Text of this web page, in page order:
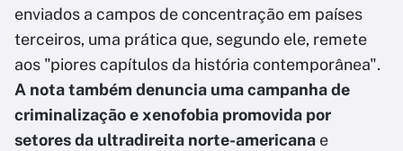
enviados a campos de concentração em países
terceiros, uma prática que, segundo ele, remete
aos "piores capítulos da história contemporânea".
A nota também denuncia uma campanha de
criminalização e xenofobia promovida por
setores da ultradireita norte-americana e